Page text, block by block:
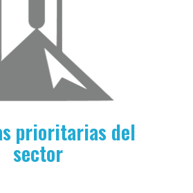
prioritarias del
sector